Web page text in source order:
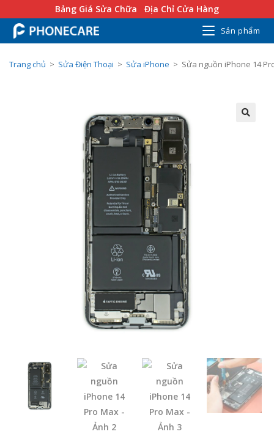
Bảng Giá Sửa Chữa Địa Chỉ Cửa Hàng
Sản phẩm
Trang chủ > Sửa Điện Thoại > Sửa iPhone > Sửa nguồn iPhone 14